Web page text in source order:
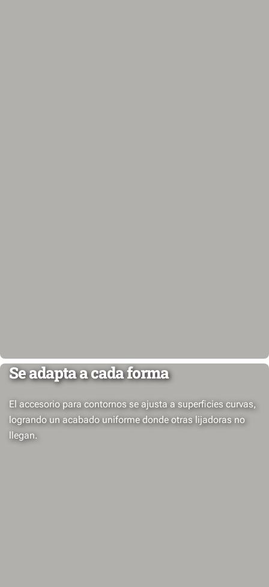
Se adapta a cada forma
El accesorio para contornos se ajusta a superficies curvas,
logrando un acabado uniforme donde otras lijadoras no
llegan.